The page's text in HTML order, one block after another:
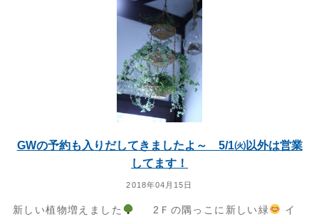
GWの予約も入りだしてきましたよ～ 5/1㈫以外は営業
してます！
2018年04月15日
新しい植物増えました 2Ｆの隅っこに新しい緑
イ